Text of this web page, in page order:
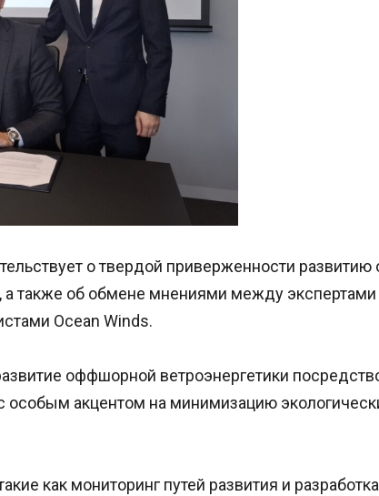
о твердой приверженности
а также об обмене мнениями между экспертами
Ocean Winds.
оффшорной ветроэнергетики
особым акцентом на минимизацию
как мониторинг путей развития и разработка